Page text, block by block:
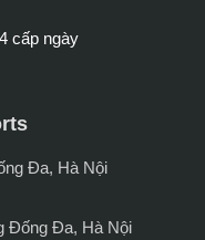
cấp ngày
Đa, Hà Nội
Đống Đa, Hà Nội